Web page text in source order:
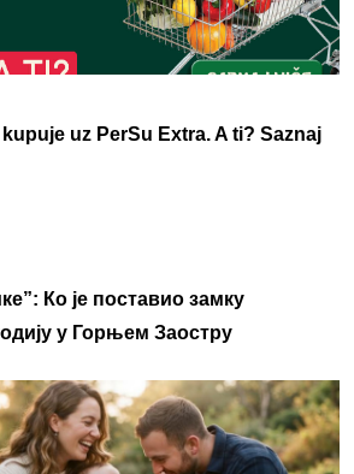
uz PerSu Extra. A ti? Saznaj
Ко је поставио замку
у Горњем Заостру